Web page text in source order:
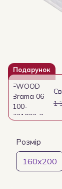
Подарунок
1
Розмір
160x200